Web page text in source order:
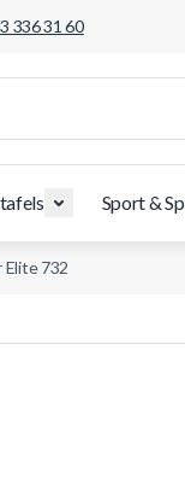
336 31 60
Sport &
Elite 732